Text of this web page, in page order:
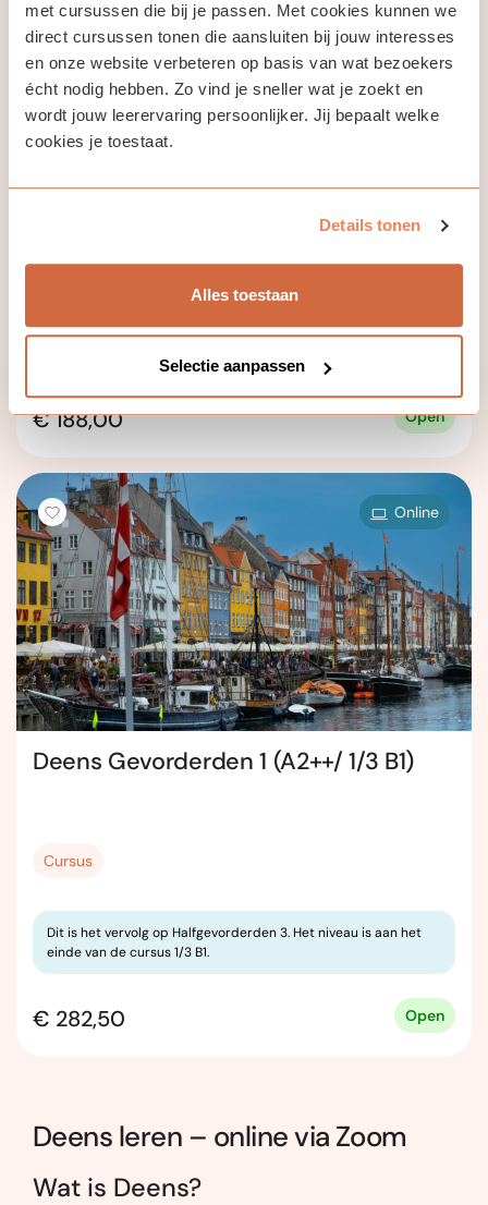
met cursussen die bij je passen. Met cookies kunnen we
direct cursussen tonen die aansluiten bij jouw interesses
en onze website verbeteren op basis van wat bezoekers
écht nodig hebben. Zo vind je sneller wat je zoekt en
wordt jouw leerervaring persoonlijker. Jij bepaalt welke
cookies je toestaat.
Details tonen
Alles toestaan
Selectie aanpassen
Deens Conversatie A2+
€ 188,00 Open
Online
Deens Gevorderden 1 (A2++/ 1/3 B1)
Cursus
Dit is het vervolg op Halfgevorderden 3. Het niveau is aan het
einde van de cursus 1/3 B1.
€ 282,50 Open
Deens leren – online via Zoom
Wat is Deens?